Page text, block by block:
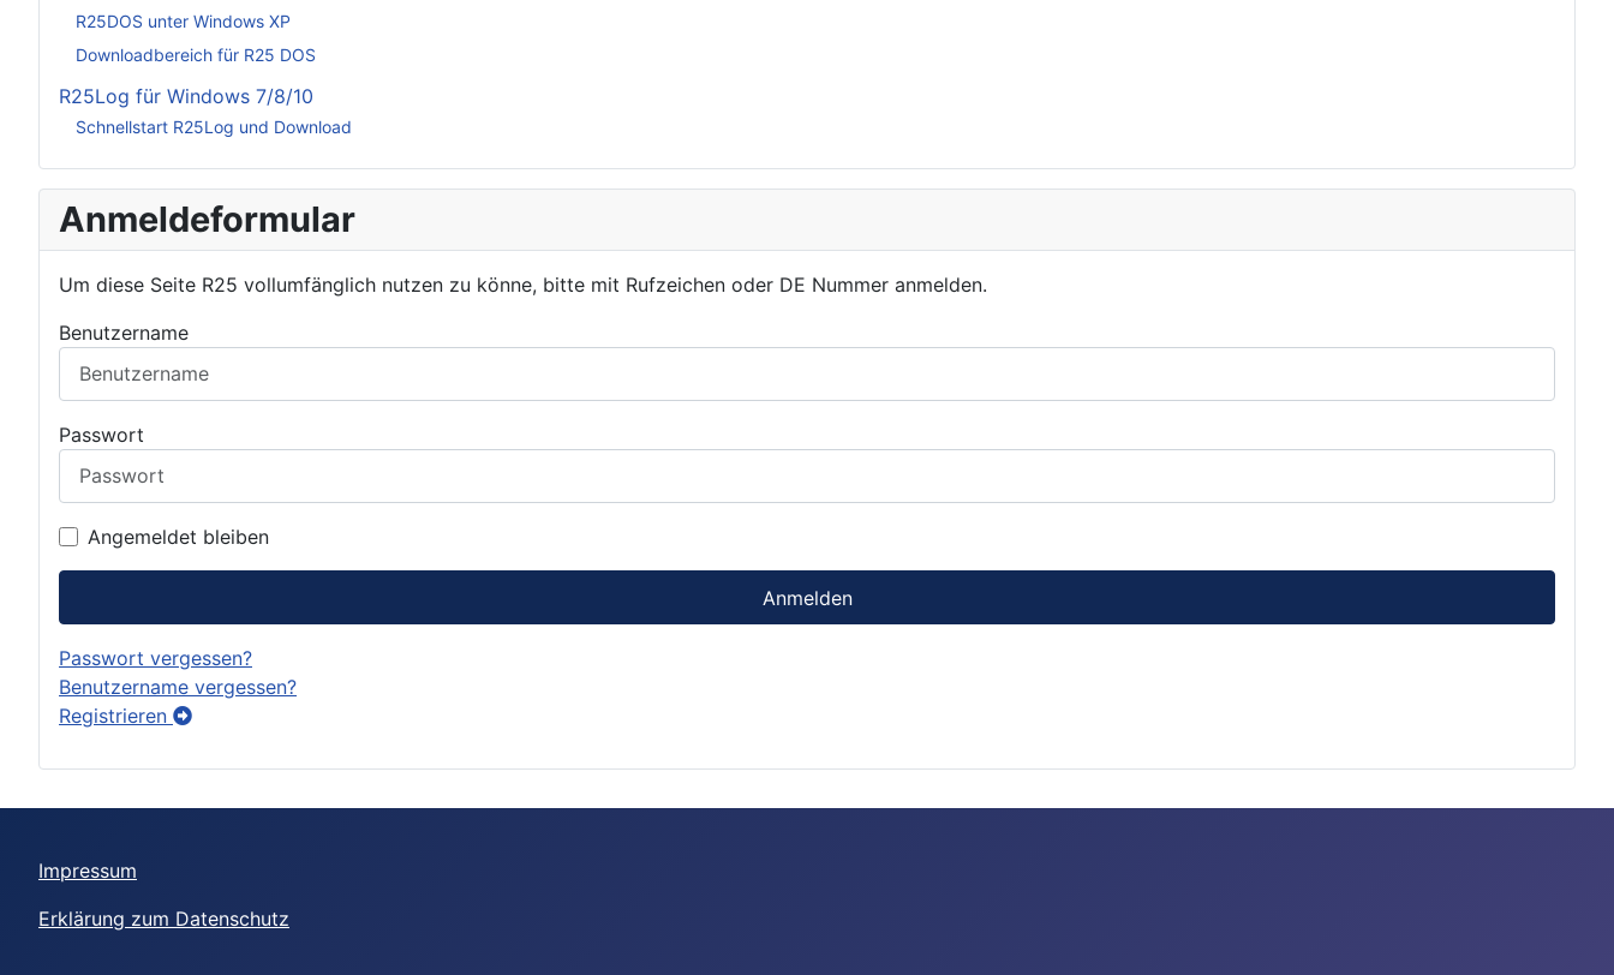
R25DOS unter Windows XP
Downloadbereich für R25 DOS
R25Log für Windows 7/8/10
Schnellstart R25Log und Download
Anmeldeformular
Um diese Seite R25 vollumfänglich nutzen zu könne, bitte mit Rufzeichen oder DE Nummer anmelden.
Benutzername
Passwort
Angemeldet bleiben
Anmelden
Passwort vergessen?
Benutzername vergessen?
Registrieren
Impressum
Erklärung zum Datenschutz